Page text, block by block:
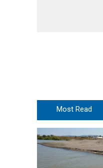
Most Read